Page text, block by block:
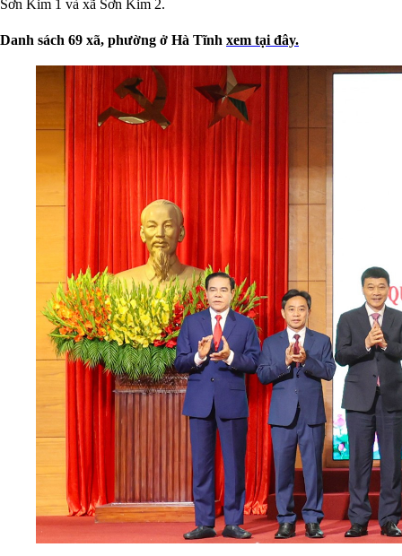
Sơn Kim 1 và xã Sơn Kim 2.
Danh sách 69 xã, phường ở Hà Tĩnh xem tại đây.